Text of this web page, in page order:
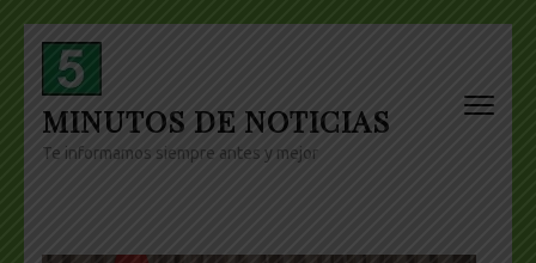
Skip
content
(Press
Enter)
MINUTOS DE NOTICIAS
Te informamos siempre antes y mejor